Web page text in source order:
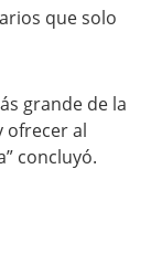
que solo
grande de la
ofrecer al
concluyó.